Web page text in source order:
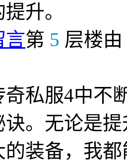
升。
言第 5 层楼由
奇私服4中不
诀。无论是
的装备，我